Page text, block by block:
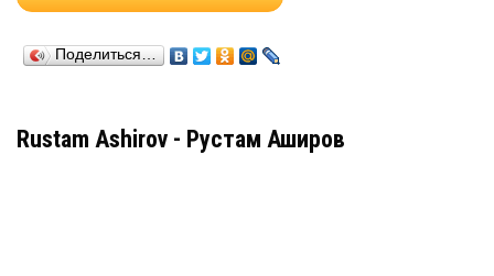
Поделиться…
Rustam Ashirov - Рустам Аширов